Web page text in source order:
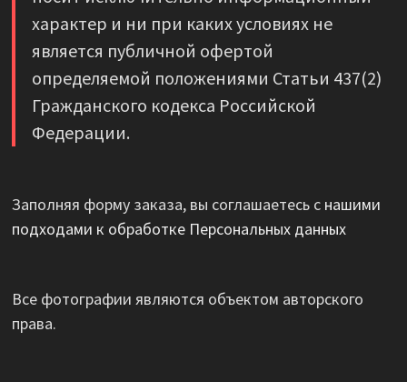
характер и ни при каких условиях не
является публичной офертой
определяемой положениями Статьи 437(2)
Гражданского кодекса Российской
Федерации.
Заполняя форму заказа, вы соглашаетесь с нашими
подходами к обработке Персональных данных
Все фотографии являются объектом авторского
права.